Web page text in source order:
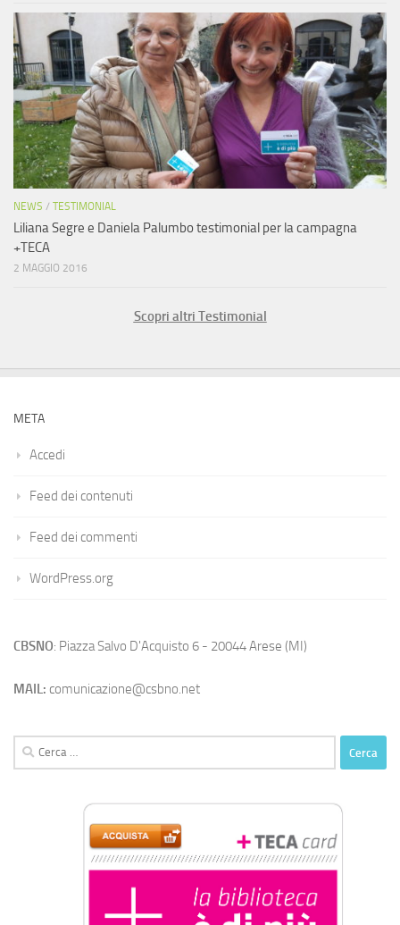
NEWS / TESTIMONIAL
Liliana Segre e Daniela Palumbo testimonial per la campagna
+TECA
2 MAGGIO 2016
Scopri altri Testimonial
META
Accedi
Feed dei contenuti
Feed dei commenti
WordPress.org
CBSNO: Piazza Salvo D'Acquisto 6 - 20044 Arese (MI)
MAIL: comunicazione@csbno.net
Ricerca
per: